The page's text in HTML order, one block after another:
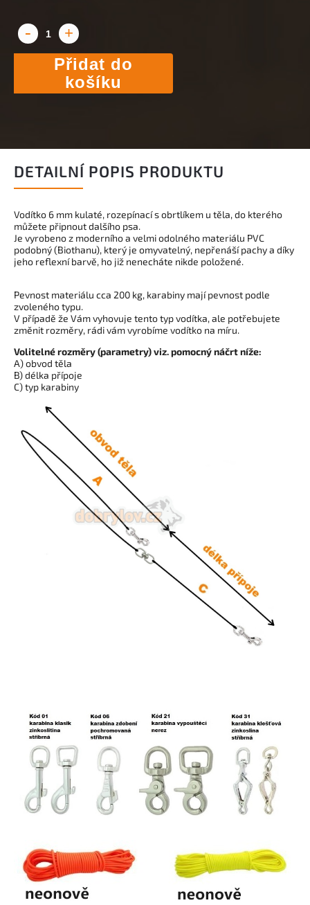
Přidat do
košíku
DETAILNÍ POPIS PRODUKTU
Vodítko 6 mm kulaté, rozepínací s obrtlíkem u těla, do kterého
můžete připnout dalšího psa.
Je vyrobeno z moderního a velmi odolného materiálu PVC
podobný (Biothanu), který je omyvatelný, nepřenáší pachy a díky
jeho reflexní barvě, ho již nenecháte nikde položené.
Pevnost materiálu cca 200 kg, karabiny mají pevnost podle
zvoleného typu.
V případě že Vám vyhovuje tento typ vodítka, ale potřebujete
změnit rozměry, rádi vám vyrobíme vodítko na míru.
Volitelné rozměry (parametry) viz. pomocný náčrt níže:
A) obvod těla
B) délka přípoje
C) typ karabiny